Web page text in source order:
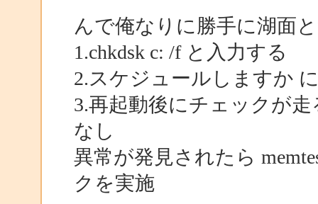
んで俺なりに勝手に湖面
1.chkdsk c: /f と入力する
2.スケジュールしますか
3.再起動後にチェックが
なし
異常が発見されたら
クを実施